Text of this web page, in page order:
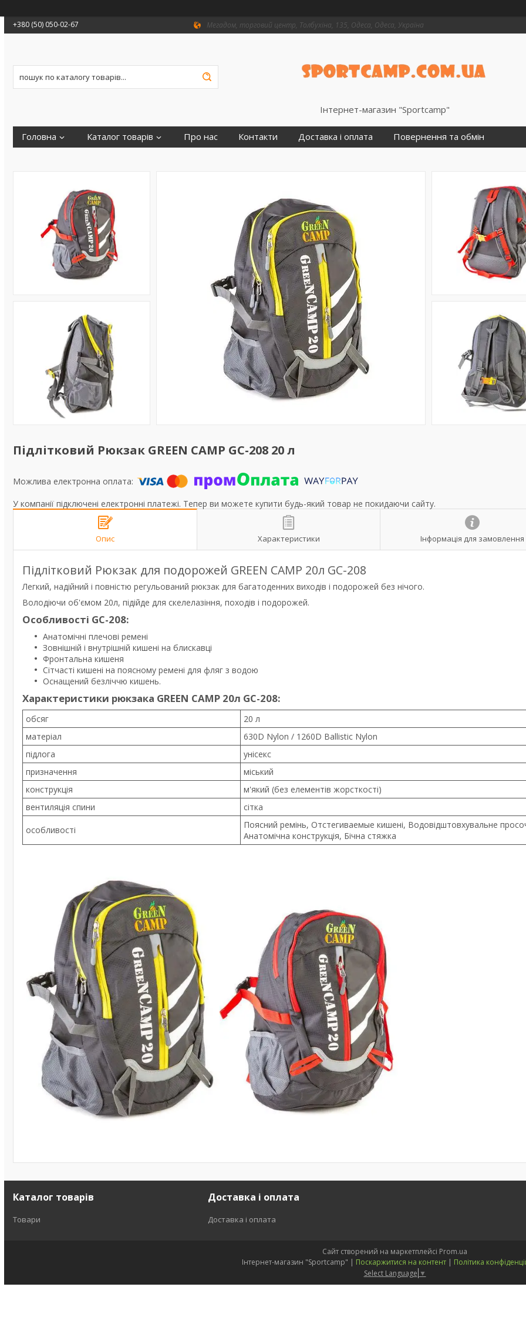
+380 (50) 050-02-67
Мегадом, торговий центр, Толбухіна, 135, Одеса, Одеса, Україна
Інтернет-магазин "Sportcamp"
Головна Каталог товарів Про нас Контакти Доставка і оплата Повернення та обмін
Підлітковий Рюкзак GREEN CAMP GC-208 20 л
У компанії підключені електронні платежі. Тепер ви можете купити будь-який товар не покидаючи сайту.
Опис Характеристики Інформація для замовлення
Підлітковий Рюкзак для подорожей GREEN CAMP 20л GC-208
Легкий, надійний і повністю регульований рюкзак для багатоденних виходів і подорожей без нічого.
Володіючи об'ємом 20л, підійде для скелелазіння, походів і подорожей.
Особливості GC-208:
Анатомічні плечові ремені
Зовнішній і внутрішній кишені на блискавці
Фронтальна кишеня
Сітчасті кишені на поясному ремені для фляг з водою
Оснащений безліччю кишень.
Характеристики рюкзака GREEN CAMP 20л GC-208:
обсяг
20 л
матеріал
630D Nylon / 1260D Ballistic Nylon
підлога
унісекс
призначення
міський
конструкція
м'який (без елементів жорсткості)
вентиляція спини
сітка
особливості
Поясний ремінь, Отстегиваемые кишені, Водовідштовхувальне
Анатомічна конструкція, Бічна стяжка
Каталог товарів
Товари
Доставка і оплата
Доставка і оплата
Сайт створений на маркетплейсі Prom.ua
Інтернет-магазин "Sportcamp" | Поскаржитися на контент | Політика
Select Language ▼